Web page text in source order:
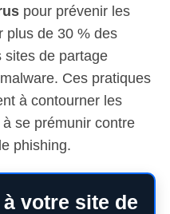
pour prévenir les
plus de 30 % des
sites de partage
Ces pratiques
à contourner les
se prémunir contre
phishing.
votre site de